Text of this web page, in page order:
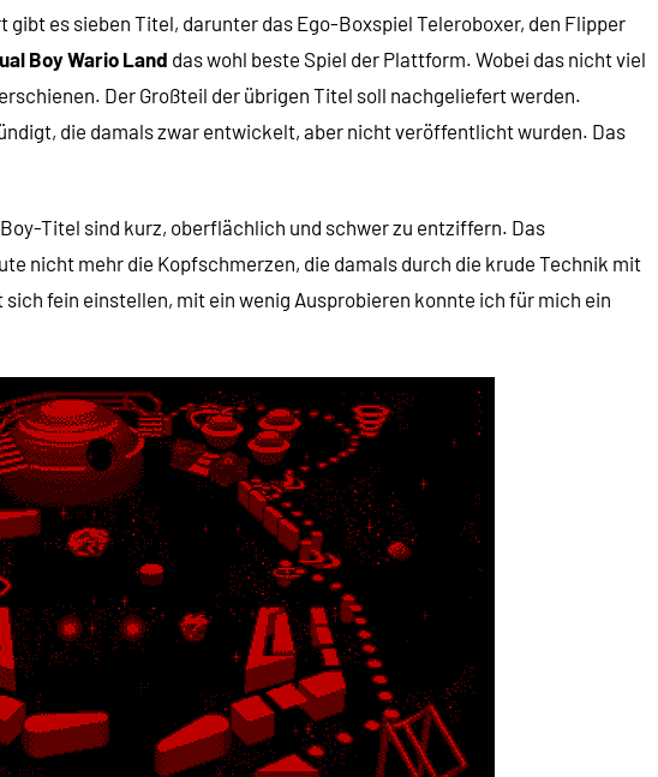
es sieben Titel, darunter das Ego-Boxspiel Teleroboxer, den Flipper
Boy Wario Land das wohl beste Spiel der Plattform. Wobei das nicht viel
Der Großteil der übrigen Titel soll nachgeliefert werden.
die damals zwar entwickelt, aber nicht veröffentlicht wurden. Das
Titel sind kurz, oberflächlich und schwer zu entziffern. Das
nicht mehr die Kopfschmerzen, die damals durch die krude Technik mit
fein einstellen, mit ein wenig Ausprobieren konnte ich für mich ein